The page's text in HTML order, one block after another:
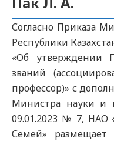
Согласно Приказа
Республики
«Об утверждении
званий
профессор)» с
Министра науки и
09.01.2023 № 7, НАО
Семей» размещает